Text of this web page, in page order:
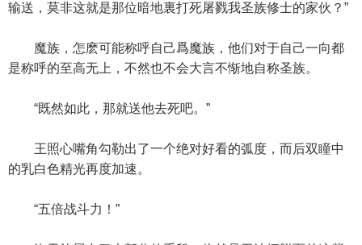
输送，莫非这就是那位暗地裏打死屠戮我圣族修士的家伙？”
魔族，怎麽可能称呼自己爲魔族，他们对于自己一向都
是称呼的至高无上，不然也不会大言不惭地自称圣族。
“既然如此，那就送他去死吧。”
王照心嘴角勾勒出了一个绝对好看的弧度，而后双瞳中
的乳白色精光再度加速。
“五倍战斗力！”